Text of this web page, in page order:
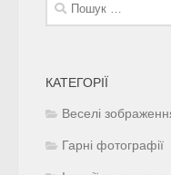
КАТЕГОРІЇ
Веселі
Гарні фотографії